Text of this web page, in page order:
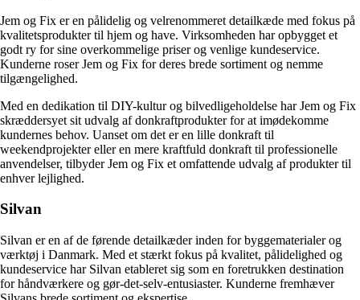
Jem og Fix er en pålidelig og velrenommeret detailkæde med fokus på
kvalitetsprodukter til hjem og have. Virksomheden har opbygget et
godt ry for sine overkommelige priser og venlige kundeservice.
Kunderne roser Jem og Fix for deres brede sortiment og nemme
tilgængelighed.
Med en dedikation til DIY-kultur og bilvedligeholdelse har Jem og Fix
skræddersyet sit udvalg af donkraftprodukter for at imødekomme
kundernes behov. Uanset om det er en lille donkraft til
weekendprojekter eller en mere kraftfuld donkraft til professionelle
anvendelser, tilbyder Jem og Fix et omfattende udvalg af produkter til
enhver lejlighed.
Silvan
Silvan er en af de førende detailkæder inden for byggematerialer og
værktøj i Danmark. Med et stærkt fokus på kvalitet, pålidelighed og
kundeservice har Silvan etableret sig som en foretrukken destination
for håndværkere og gør-det-selv-entusiaster. Kunderne fremhæver